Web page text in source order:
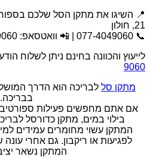
📍 השיגו את מתקן הסל שלכם
21, חולון
📞 077-4049060 | 📲 וואטסאפ: 058-4049060
לייעוץ והכוונה בחינם ניתן לשלוח
9060
מתקן סל לבריכה הוא הדרך
בבריכה.
אם אתם מחפשים פעילות
בילוי במים, מתקן כדורסל
המתקן עשוי מחומרים עמידים
לפגיעות או ריקבון. גם אחרי
המתקן נשאר יציב